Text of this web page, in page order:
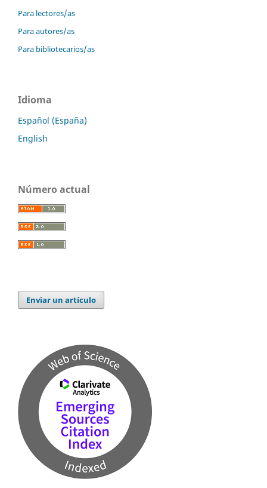
Para lectores/as
Para autores/as
Para bibliotecarios/as
Idioma
Español (España)
English
Número actual
Enviar un artículo